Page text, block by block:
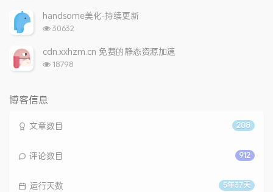
次
数:
handsome美化-持续更新
浏
次
数:
30632
cdn.xxhzm.cn 免费的静态资源加速
浏
18798
博客信息
208
文章数目
912
评论数目
5年37天
运行天数